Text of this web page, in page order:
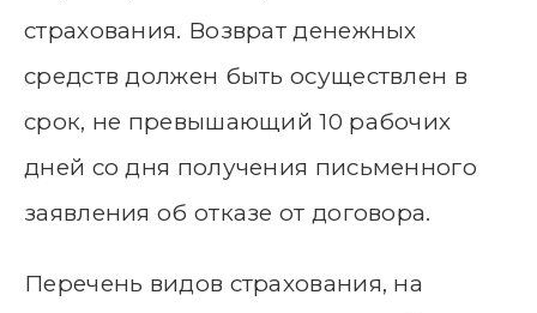
страхования. Возврат денежных
средств должен быть осуществлен в
срок, не превышающий 10 рабочих
дней со дня получения письменного
заявления об отказе от договора.
Перечень видов страхования, на